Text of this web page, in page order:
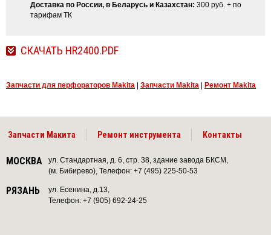
Доставка по России, в Беларусь и Казахстан: 300 руб. + по
тарифам ТК
СКАЧАТЬ HR2400.PDF
Запчасти для перфораторов Makita Запчасти Makita Ремонт Makita
Запчасти Макита Ремонт инструмента Контакты
МОСКВА
ул. Стандартная, д. 6, стр. 38, здание завода БКСМ,
(м. Бибирево), Телефон: +7 (495) 225-50-53
РЯЗАНЬ
ул. Есенина, д.13,
Телефон: +7 (905) 692-24-25